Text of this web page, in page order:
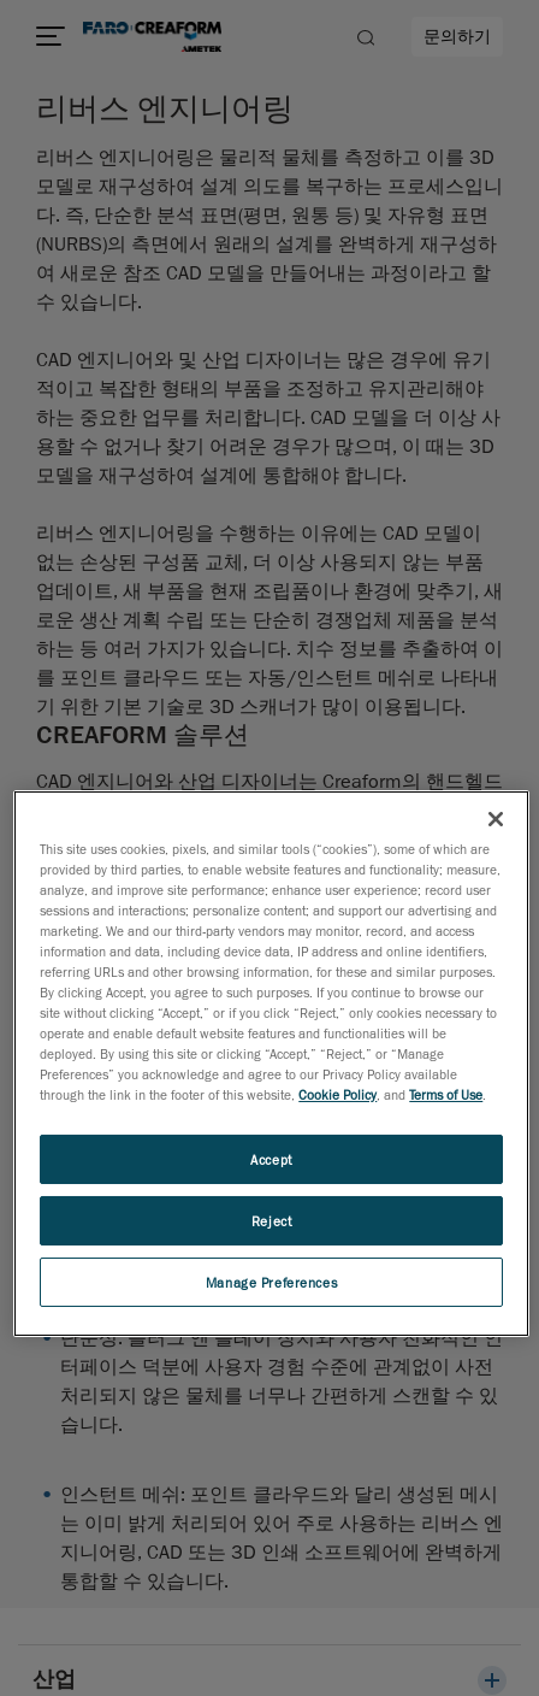
문의하기
리버스 엔지니어링
리버스 엔지니어링은 물리적 물체를 측정하고 이를 3D
모델로 재구성하여 설계 의도를 복구하는 프로세스입니
다. 즉, 단순한 분석 표면(평면, 원통 등) 및 자유형 표면
(NURBS)의 측면에서 원래의 설계를 완벽하게 재구성하
여 새로운 참조 CAD 모델을 만들어내는 과정이라고 할
수 있습니다.
CAD 엔지니어와 및 산업 디자이너는 많은 경우에 유기
적이고 복잡한 형태의 부품을 조정하고 유지관리해야
하는 중요한 업무를 처리합니다. CAD 모델을 더 이상 사
용할 수 없거나 찾기 어려운 경우가 많으며, 이 때는 3D
모델을 재구성하여 설계에 통합해야 합니다.
리버스 엔지니어링을 수행하는 이유에는 CAD 모델이
없는 손상된 구성품 교체, 더 이상 사용되지 않는 부품
업데이트, 새 부품을 현재 조립품이나 환경에 맞추기, 새
로운 생산 계획 수립 또는 단순히 경쟁업체 제품을 분석
하는 등 여러 가지가 있습니다. 치수 정보를 추출하여 이
를 포인트 클라우드 또는 자동/인스턴트 메쉬로 나타내
기 위한 기본 기술로 3D 스캐너가 많이 이용됩니다.
CREAFORM 솔루션
CAD 엔지니어와 산업 디자이너는 Creaform의 핸드헬드
3D 스캐너 를 이용해 기존의 물리적 물체로부터 3D 모
델을 만들어낼 수 있습니다. 또한스캔-CAD 소프트웨어
를 이용하면 스캔한 데이터를 유연하게 정리, 정렬 및 최
적화하고 메쉬로부터 치수 정보를 추출하여 CAD 소프
트웨어로 내보낼 수 있습니다.
활용도 높고 사용이 간편한 빠른 고분해능 3D 스캐닝
도구와 소프트웨어는 목표를 달성하고 문제를 해결하기
위한 솔루션입니다.
높은 수준의 세부도: 복잡한 세부를 포착하는 고분해
모델링하고 미세한 형상까지 완벽하게 표현합니다.
: 3D 스캐너는 첨단 레이저 및 광학 기술과
무한한 스캔량으로 크기, 모양, 재료, 표면 마무리 및
단순성: 플러그 앤 플레이 장치와 사용자 친화적인 인
터페이스 덕분에 사용자 경험 수준에 관계없이 사전
처리되지 않은 물체를 너무나 간편하게 스캔할 수 있
습니다.
인스턴트 메쉬 : 포인트 클라우드와 달리 생성된 메시
는 이미 밝게 처리되어 있어 주로 사용하는 리버스 엔
지니어링, CAD 또는 3D 인쇄 소프트웨어에 완벽하게
통합할 수 있습니다.
산업
This site uses cookies, pixels, and similar tools (“cookies”), some of which are
provided by third parties, to enable website features and functionality; measure,
analyze, and improve site performance; enhance user experience; record user
sessions and interactions; personalize content; and support our advertising and
marketing. We and our third-party vendors may monitor, record, and access
information and data, including device data, IP address and online identifiers,
referring URLs and other browsing information, for these and similar purposes.
By clicking Accept, you agree to such purposes. If you continue to browse our
site without clicking “Accept,” or if you click “Reject,” only cookies necessary to
operate and enable default website features and functionalities will be
deployed. By using this site or clicking “Accept,” “Reject,” or “Manage
Preferences” you acknowledge and agree to our Privacy Policy available
through the link in the footer of this website,Cookie Policy, andTerms of Use
Manage Preferences
Reject
Accept